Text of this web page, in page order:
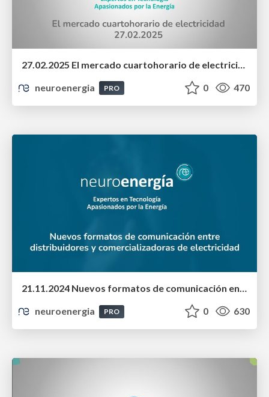
neuroenergia
PRO 0 470
21.11.2024 Nuevos formatos de comunicación entre distribuidores y comercializadoras de electricidad
neuroenergia
PRO 0 630